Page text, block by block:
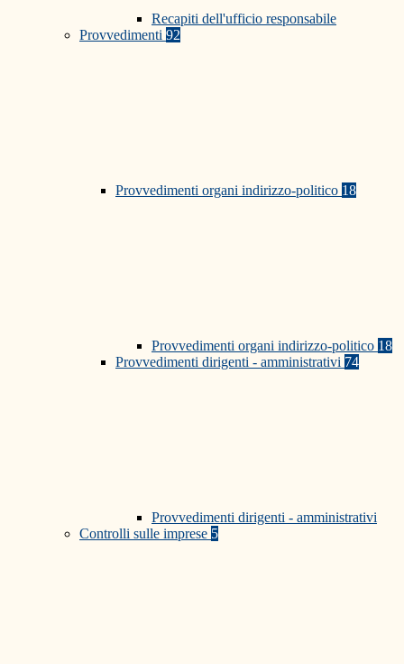
Recapiti dell'ufficio responsabile
Provvedimenti 92
Provvedimenti organi indirizzo-politico 18
Provvedimenti organi indirizzo-politico 18
Provvedimenti dirigenti - amministrativi 74
Provvedimenti dirigenti - amministrativi
Controlli sulle imprese 5